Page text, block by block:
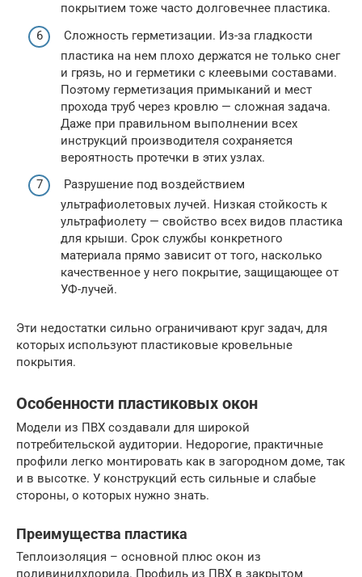
покрытием тоже часто долговечнее пластика.
Сложность герметизации. Из-за гладкости
пластика на нем плохо держатся не только снег
и грязь, но и герметики с клеевыми составами.
Поэтому герметизация примыканий и мест
прохода труб через кровлю — сложная задача.
Даже при правильном выполнении всех
инструкций производителя сохраняется
вероятность протечки в этих узлах.
Разрушение под воздействием
ультрафиолетовых лучей. Низкая стойкость к
ультрафиолету — свойство всех видов пластика
для крыши. Срок службы конкретного
материала прямо зависит от того, насколько
качественное у него покрытие, защищающее от
УФ-лучей.
Эти недостатки сильно ограничивают круг задач, для
которых используют пластиковые кровельные
покрытия.
Особенности пластиковых окон
Модели из ПВХ создавали для широкой
потребительской аудитории. Недорогие, практичные
профили легко монтировать как в загородном доме, так
и в высотке. У конструкций есть сильные и слабые
стороны, о которых нужно знать.
Преимущества пластика
Теплоизоляция – основной плюс окон из
поливинилхлорида. Профиль из ПВХ в закрытом